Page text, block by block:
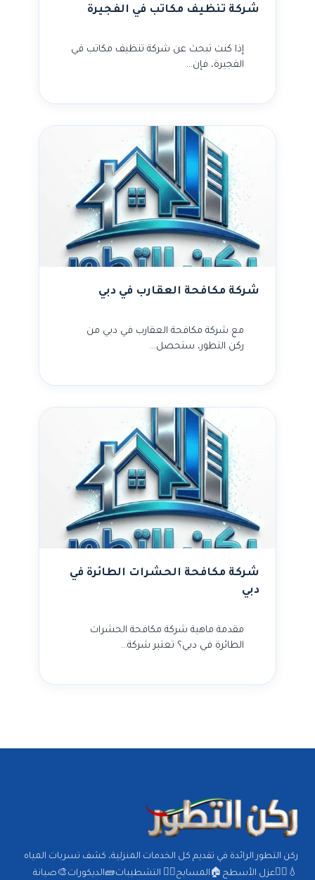
شركة تنظيف مكاتب في الفجيرة
إذا كنت تبحث عن شركة تنظيف مكاتب في
الفجيرة، فإن…
شركة مكافحة العقارب في دبي
مع شركة مكافحة العقارب في دبي من
ركن التطور، ستحصل…
شركة مكافحة الحشرات الطائرة في
دبي
مقدمة ماهية شركة مكافحة الحشرات
الطائرة في دبي؟ تعتبر شركة…
ركن التطور الرائدة في تقديم كل الخدمات المنزلية، كشف تسربات المياه
💧🕵️‍♂️عزل الأسطح🏠المسابح🏊‍♂️ التشطيبات🧱الديكورات🎨صيانة